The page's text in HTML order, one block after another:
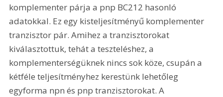
komplementer párja a pnp BC212 hasonló
adatokkal. Ez egy kisteljesítményű komplementer
tranzisztor pár. Amihez a tranzisztorokat
kiválasztottuk, tehát a teszteléshez, a
komplementerségüknek nincs sok köze, csupán a
kétféle teljesítményhez kerestünk lehetőleg
egyforma npn és pnp tranzisztorokat. A